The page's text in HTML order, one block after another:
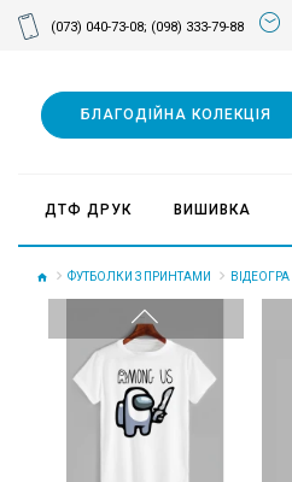
(073) 040-73-08; (098) 333-79-88
БЛАГОДІЙНА КОЛЕКЦІЯ
ДТФ ДРУК ВИШИВКА
ФУТБОЛКИ З ПРИНТАМИ ВІДЕОГРА